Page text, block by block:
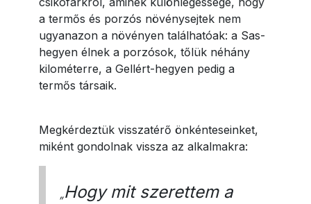
a termős és porzós növénysejtek nem
ugyanazon a növényen találhatóak: a Sas-
hegyen élnek a porzósok, tőlük néhány
kilométerre, a Gellért-hegyen pedig a
termős társaik.
Megkérdeztük visszatérő önkénteseinket,
miként gondolnak vissza az alkalmakra:
„Hogy mit szerettem a